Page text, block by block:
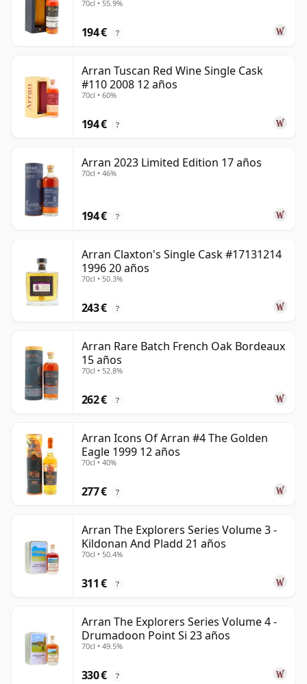
70cl • 55.9%
194 € ?
Arran Tuscan Red Wine Single Cask
#110 2008 12 años
70cl • 60%
194 € ?
Arran 2023 Limited Edition 17 años
70cl • 46%
194 € ?
Arran Claxton's Single Cask #17131214
1996 20 años
70cl • 50.3%
243 € ?
Arran Rare Batch French Oak Bordeaux
15 años
70cl • 52.8%
262 € ?
Arran Icons Of Arran #4 The Golden
Eagle 1999 12 años
70cl • 40%
277 € ?
Arran The Explorers Series Volume 3 -
Kildonan And Pladd 21 años
70cl • 50.4%
311 € ?
Arran The Explorers Series Volume 4 -
Drumadoon Point Si 23 años
70cl • 49.5%
330 € ?